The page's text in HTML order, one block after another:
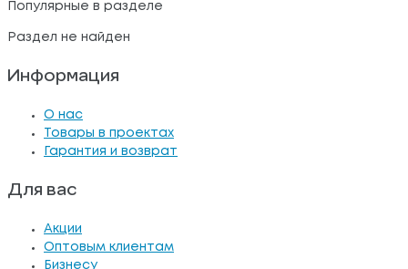
Популярные в разделе
Раздел не найден
Информация
О нас
Товары в проектах
Гарантия и возврат
Для вас
Акции
Оптовым клиентам
Бизнесу